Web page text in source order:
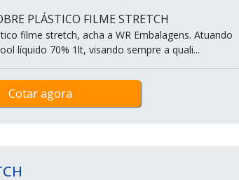
PLÁSTICO FILME STRETCH
filme stretch, acha a WR Embalagens. Atuando
líquido 70% 1lt, visando sempre a quali...
Cotar agora